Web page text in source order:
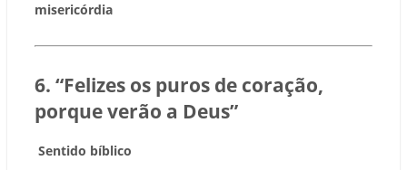
misericórdia
6. “Felizes os puros de coração,
porque verão a Deus”
Sentido bíblico